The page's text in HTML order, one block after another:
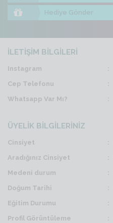
Hediye Gönder
İLETİŞİM BİLGİLERİ
Instagram
Cep Telefonu
Whatsapp Var Mı?
ÜYELİK BİLGİLERİNİZ
Cinsiyet
Aradığınız Cinsiyet
Medeni durum
Doğum Tarihi
Eğitim Durumu
Profil Görüntüleme